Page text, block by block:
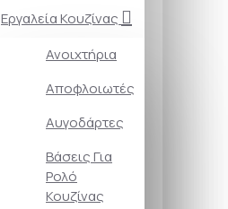
Εργαλεία Κουζίνας
Ανοιχτήρια
Αποφλοιωτές
Αυγοδάρτες
Βάσεις Για
Ρολό
Κουζίνας